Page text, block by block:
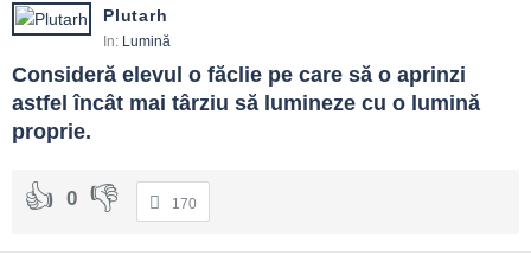
Plutarh
In: Lumină
Consideră elevul o făclie pe care să o aprinzi
astfel încât mai târziu să lumineze cu o lumină
proprie.
0 170